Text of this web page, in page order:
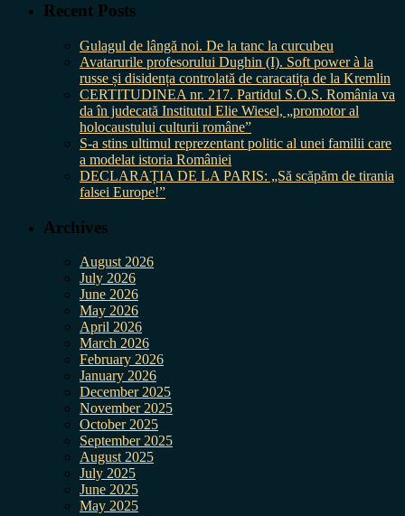
Recent Posts
Gulagul de lângă noi. De la tanc la curcubeu
Avatarurile profesorului Dughin (I). Soft power à la
russe și disidența controlată de caracatița de la Kremlin
CERTITUDINEA nr. 217. Partidul S.O.S. România va
da în judecată Institutul Elie Wiesel, „promotor al
holocaustului culturii române”
S-a stins ultimul reprezentant politic al unei familii care
a modelat istoria României
DECLARAȚIA DE LA PARIS: „Să scăpăm de tirania
falsei Europe!”
Archives
August 2026
July 2026
June 2026
May 2026
April 2026
March 2026
February 2026
January 2026
December 2025
November 2025
October 2025
September 2025
August 2025
July 2025
June 2025
May 2025